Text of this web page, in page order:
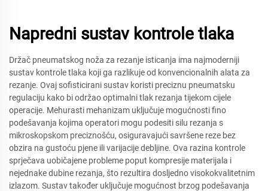
Napredni sustav kontrole tlaka
Držač pneumatskog noža za rezanje isticanja ima najmoderniji
sustav kontrole tlaka koji ga razlikuje od konvencionalnih alata za
rezanje. Ovaj sofisticirani sustav koristi preciznu pneumatsku
regulaciju kako bi održao optimalni tlak rezanja tijekom cijele
operacije. Mehurasti mehanizam uključuje mogućnosti fino
podešavanja kojima operatori mogu podesiti silu rezanja s
mikroskopskom preciznošću, osiguravajući savršene reze bez
obzira na gustoću pjene ili varijacije debljine. Ova razina kontrole
sprječava uobičajene probleme poput kompresije materijala i
nejednake dubine rezanja, što rezultira dosljedno visokokvalitetnim
izlazom. Sustav također uključuje mogućnost brzog podešavanja